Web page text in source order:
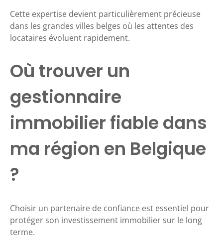
Cette expertise devient particulièrement précieuse
dans les grandes villes belges où les attentes des
locataires évoluent rapidement.
Où trouver un
gestionnaire
immobilier fiable dans
ma région en Belgique
?
Choisir un partenaire de confiance est essentiel pour
protéger son investissement immobilier sur le long
terme.